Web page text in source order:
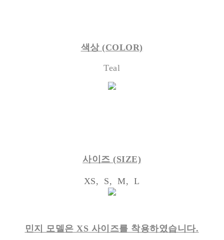
색상 (COLOR)
Teal
사이즈 (SIZE)
XS, S, M, L
민지 모델은 XS 사이즈를 착용하였습니다.